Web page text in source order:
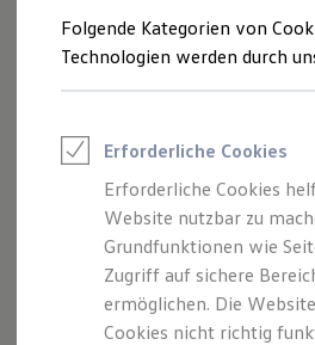
Saisonangebote
Reifenpakete
Leasing
Leasing-Angebote
Elektroauto Leasing
Kleinwagen-Leasing
Leasing ohne
Finanzierung
Autokredit mit
Versicherungen und
Kfz-Versicherung
Garantien
Lassen Sie den Schlüssel in der
optionalen Schließ- und
öffnet sich Ihr
Golf Variant
von
Hand dem Türgriff nähert. Auch zum
reicht ein einfacher
Folgende Kategorien von
Technologien werden durch
Erforderliche Cookies
Erforderliche Cookies
Website nutzbar zu
Grundfunktionen wie
Zugriff auf sichere
ermöglichen. Die
Cookies nicht richtig